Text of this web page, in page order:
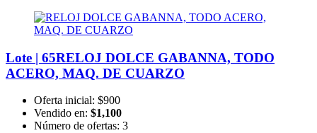
Lote | 65RELOJ DOLCE GABANNA, TODO
ACERO, MAQ. DE CUARZO
Oferta inicial: $900
Vendido en: $1,100
Número de ofertas: 3